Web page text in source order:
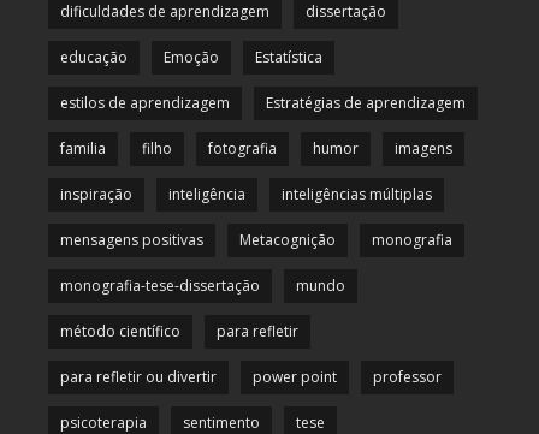
dificuldades de aprendizagem dissertação
educação Emoção Estatística
estilos de aprendizagem Estratégias de aprendizagem
familia filho fotografia humor imagens
inspiração inteligência inteligências múltiplas
mensagens positivas Metacognição monografia
monografia-tese-dissertação mundo
método científico para refletir
para refletir ou divertir power point professor
psicoterapia sentimento tese